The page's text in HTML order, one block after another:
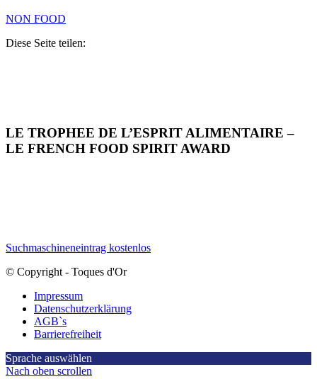
NON FOOD
Diese Seite teilen:
LE TROPHEE DE L’ESPRIT ALIMENTAIRE –
LE FRENCH FOOD SPIRIT AWARD
Suchmaschineneintrag kostenlos
© Copyright - Toques d'Or
Impressum
Datenschutzerklärung
AGB`s
Barrierefreiheit
Sprache auswählen
Nach oben scrollen